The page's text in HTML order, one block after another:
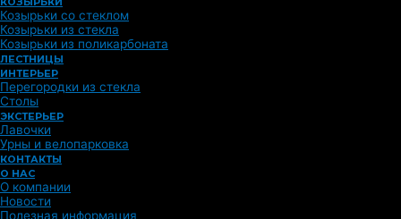
Козырьки со стеклом
Козырьки из стекла
Козырьки из поликарбоната
ЛЕСТНИЦЫ
ИНТЕРЬЕР
Перегородки из стекла
Столы
ЭКСТЕРЬЕР
Лавочки
Урны и велопарковка
КОНТАКТЫ
О НАС
О компании
Новости
Полезная информация